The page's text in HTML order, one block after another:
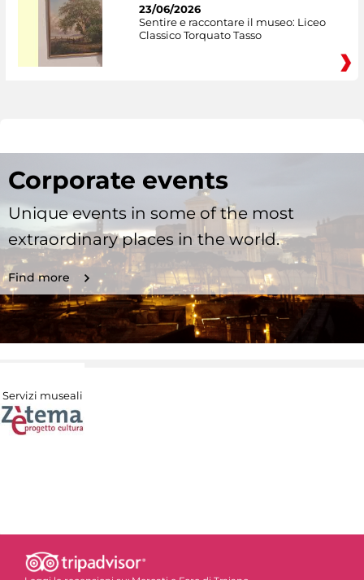
23/06/2026
Sentire e raccontare il museo: Liceo
Classico Torquato Tasso
Corporate events
Unique events in some of the most
extraordinary places in the world.
Find more
Servizi museali